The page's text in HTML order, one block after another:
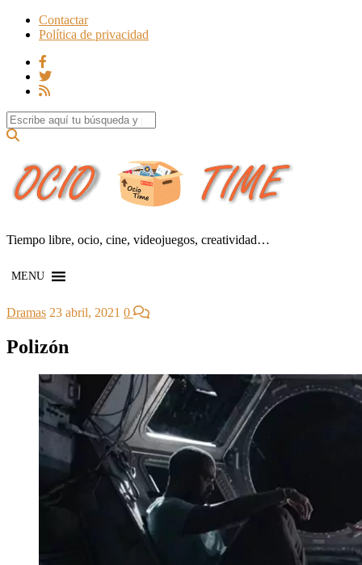
Contactar
Política de privacidad
Search for:
Tiempo libre, ocio, cine, videojuegos, creatividad…
MENU
Dramas 23 abril, 2021 0
Polizón